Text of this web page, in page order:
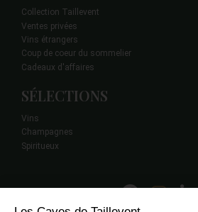
Collection Taillevent
Ventes privées
Vins étrangers
Coup de coeur du sommelier
Cadeaux d'affaires
SÉLECTIONS
Vins
Champagnes
Spiritueux